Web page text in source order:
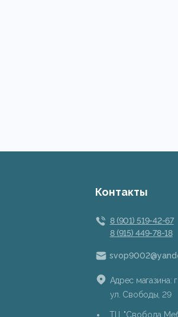
Контакты
8 (901) 519-42-67
8 (915) 449-78-18
Адрес магазина:
ул. Свободы, 29
ТЦ "Свобода